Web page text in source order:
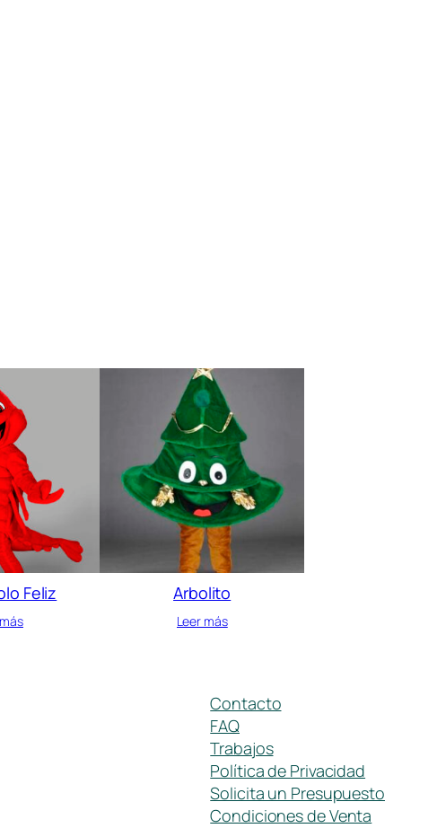
Feliz Arbolito
Leer más
Contacto
FAQ
Trabajos
Política de Privacidad
Solicita un Presupuesto
Condiciones de Venta